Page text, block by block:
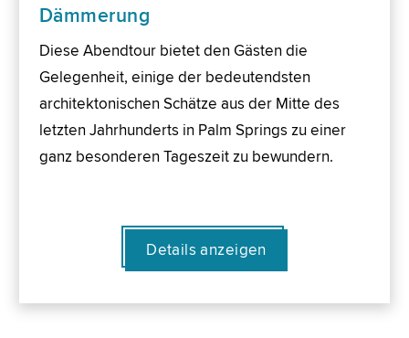
Dämmerung
Diese Abendtour bietet den Gästen die
Gelegenheit, einige der bedeutendsten
architektonischen Schätze aus der Mitte des
letzten Jahrhunderts in Palm Springs zu einer
ganz besonderen Tageszeit zu bewundern.
Details anzeigen